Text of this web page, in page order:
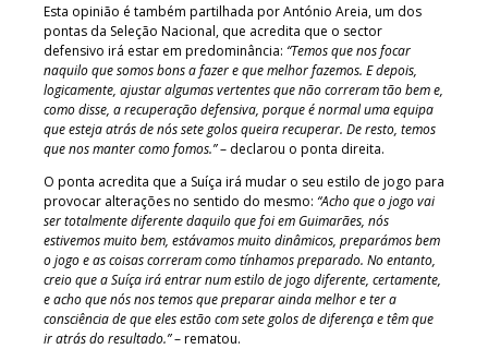
Esta opinião é também partilhada por António Areia, um dos
pontas da Seleção Nacional, que acredita que o sector
defensivo irá estar em predominância: “Temos que nos focar
naquilo que somos bons a fazer e que melhor fazemos. E depois,
logicamente, ajustar algumas vertentes que não correram tão bem e,
como disse, a recuperação defensiva, porque é normal uma equipa
que esteja atrás de nós sete golos queira recuperar. De resto, temos
que nos manter como fomos.”– declarou o ponta direita.
O ponta acredita que a Suíça irá mudar o seu estilo de jogo para
provocar alterações no sentido do mesmo: “Acho que o jogo vai
ser totalmente diferente daquilo que foi em Guimarães, nós
estivemos muito bem, estávamos muito dinâmicos, preparámos bem
o jogo e as coisas correram como tínhamos preparado. No entanto,
creio que a Suíça irá entrar num estilo de jogo diferente, certamente,
e acho que nós nos temos que preparar ainda melhor e ter a
consciência de que eles estão com sete golos de diferença e têm que
ir atrás do resultado.”– rematou.